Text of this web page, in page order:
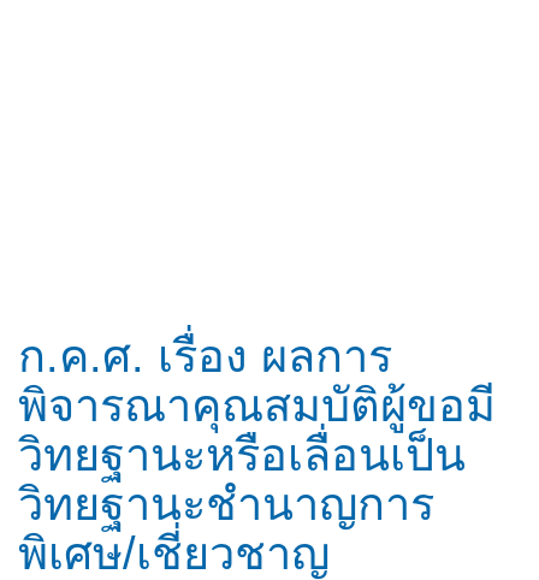
ก.ค.ศ. เรื่อง ผลการ
พิจารณาคุณสมบัติผู้ขอมี
วิทยฐานะหรือเลื่อนเป็น
วิทยฐานะชำนาญการ
พิเศษ/เชี่ยวชาญ